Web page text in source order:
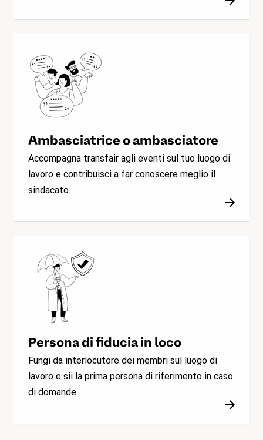
Ambasciatrice o ambasciatore
Accompagna transfair agli eventi sul tuo luogo di
lavoro e contribuisci a far conoscere meglio il
sindacato.
Persona di fiducia in loco
Fungi da interlocutore dei membri sul luogo di
lavoro e sii la prima persona di riferimento in caso
di domande.